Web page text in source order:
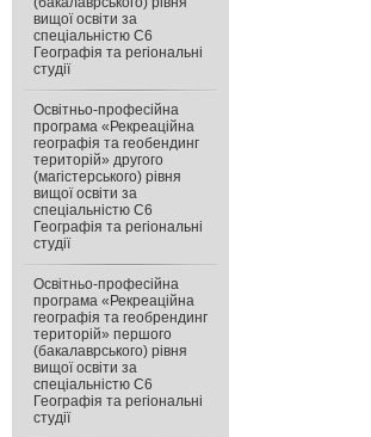
вищої освіти за
спеціальністю С6
Географія та регіональні
студії
Освітньо-професійна
програма «Рекреаційна
географія та геобендинг
територій» другого
(магістерського) рівня
вищої освіти за
спеціальністю С6
Географія та регіональні
студії
Освітньо-професійна
програма «Рекреаційна
географія та геобрендинг
територій» першого
(бакалаврського) рівня
вищої освіти за
спеціальністю C6
Географія та регіональні
студії